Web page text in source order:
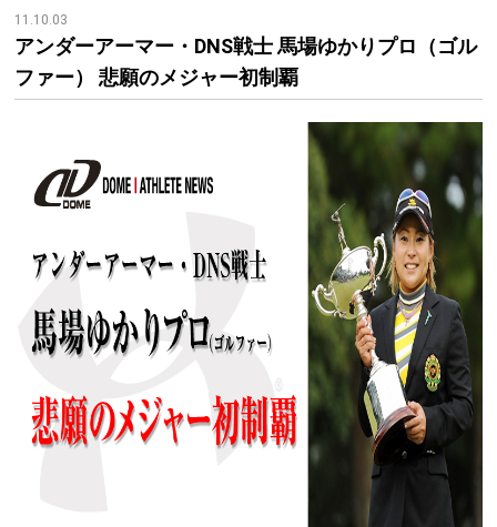
11.10.03
アンダーアーマー・DNS戦士 馬場ゆかりプロ（ゴル
ファー） 悲願のメジャー初制覇